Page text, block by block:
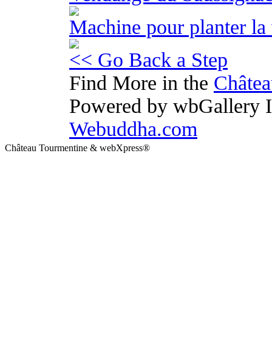
Machine pour planter
<< Go Back a Step
Find More in the
Powered by wbGallery
Webuddha.com
Château Tourmentine & webXpress®